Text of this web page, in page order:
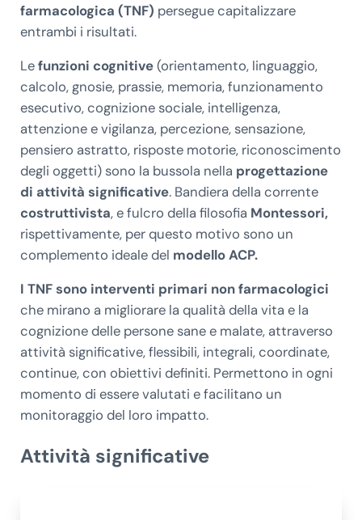
farmacologica (TNF) persegue capitalizzare
entrambi i risultati.
Lefunzioni cognitive(orientamento, linguaggio,
calcolo, gnosie, prassie, memoria, funzionamento
esecutivo, cognizione sociale, intelligenza,
attenzione e vigilanza, percezione, sensazione,
pensiero astratto, risposte motorie, riconoscimento
degli oggetti) sono la bussola nella progettazione
di attività significative. Bandiera della corrente
costruttivista, e fulcro della filosofia Montessori,
rispettivamente, per questo motivo sono un
complemento ideale del modello ACP.
I TNF sono interventi primari non farmacologici
che mirano a migliorare la qualità della vita e la
cognizione delle persone sane e malate, attraverso
attività significative, flessibili, integrali, coordinate,
continue, con obiettivi definiti. Permettono in ogni
momento di essere valutati e facilitano un
monitoraggio del loro impatto.
Attività significative